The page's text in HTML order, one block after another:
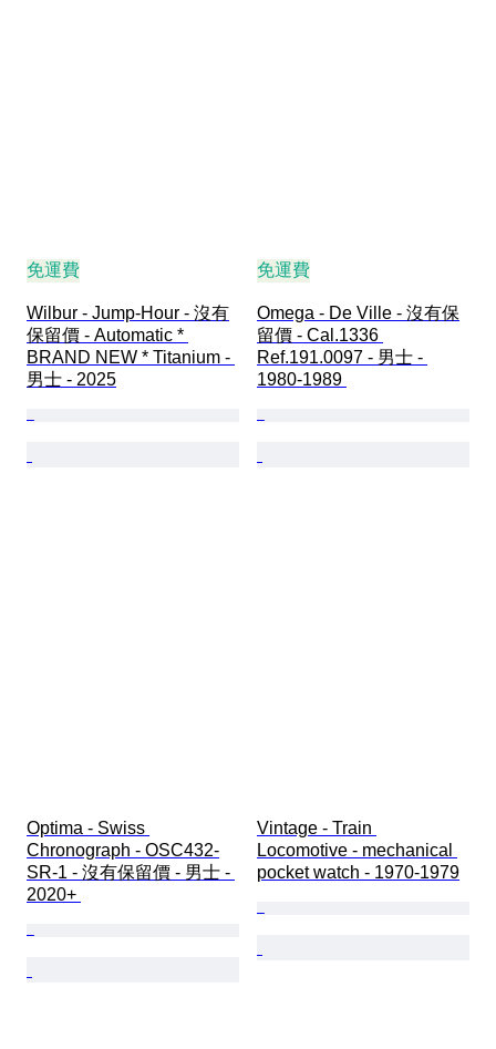
免運費
Wilbur - Jump-Hour - 沒有
保留價 - Automatic *
BRAND NEW * Titanium -
男士 - 2025
免運費
Omega - De Ville - 沒有保
留價 - Cal.1336
Ref.191.0097 - 男士 -
1980-1989
Optima - Swiss
Chronograph - OSC432-
SR-1 - 沒有保留價 - 男士 -
2020+
Vintage - Train
Locomotive - mechanical
pocket watch - 1970-1979